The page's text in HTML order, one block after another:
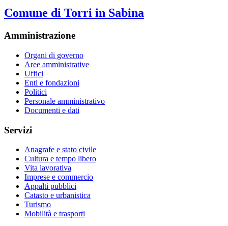
Comune di Torri in Sabina
Amministrazione
Organi di governo
Aree amministrative
Uffici
Enti e fondazioni
Politici
Personale amministrativo
Documenti e dati
Servizi
Anagrafe e stato civile
Cultura e tempo libero
Vita lavorativa
Imprese e commercio
Appalti pubblici
Catasto e urbanistica
Turismo
Mobilità e trasporti